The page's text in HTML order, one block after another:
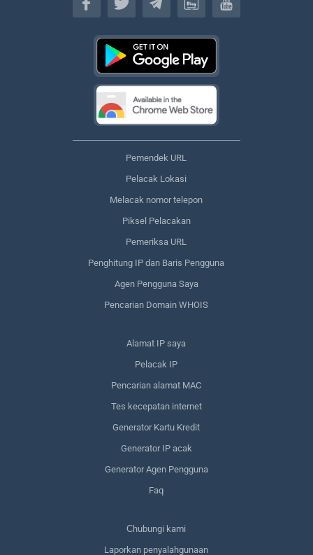
Pemendek URL
Pelacak Lokasi
Melacak nomor telepon
Piksel Pelacakan
Pemeriksa URL
Penghitung IP dan Baris Pengguna
Agen Pengguna Saya
Pencarian Domain WHOIS
Alamat IP saya
Pelacak IP
Pencarian alamat MAC
Tes kecepatan internet
Generator Kartu Kredit
Generator IP acak
Generator Agen Pengguna
Faq
Сhubungi kami
Laporkan penyalahgunaan